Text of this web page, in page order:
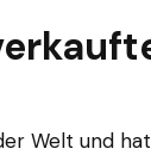
Welt und